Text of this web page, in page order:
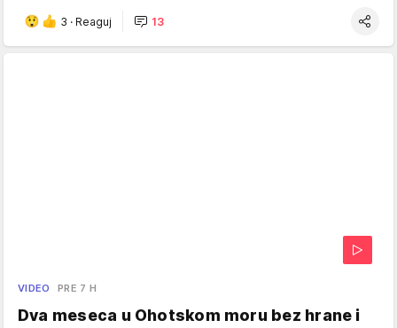
3 · Reaguj 13
VIDEO PRE 7 H
Dva meseca u Ohotskom moru bez hrane i